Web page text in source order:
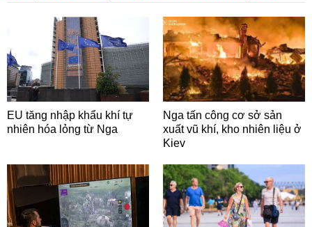
EU tăng nhập khẩu khí tự
nhiên hóa lỏng từ Nga
Nga tấn công cơ sở sản
xuất vũ khí, kho nhiên liệu ở
Kiev